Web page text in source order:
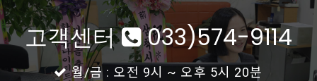
고객센터 033)574-9114
월/금 : 오전 9시 ~ 오후 5시 20분